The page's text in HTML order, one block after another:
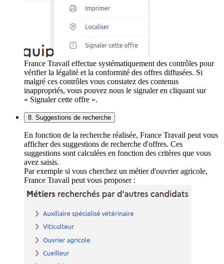
France Travail effectue systématiquement des contrôles pour
vérifier la légalité et la conformité des offres diffusées. Si
malgré ces contrôles vous constatez des contenus
inappropriés, vous pouvez nous le signaler en cliquant sur
« Signaler cette offre ».
8. Suggestions de recherche
En fonction de la recherche réalisée, France Travail peut vous
afficher des suggestions de recherche d'offres. Ces
suggestions sont calculées en fonction des critères que vous
avez saisis.
Par exemple si vous cherchez un métier d'ouvrier agricole,
France Travail peut vous proposer :